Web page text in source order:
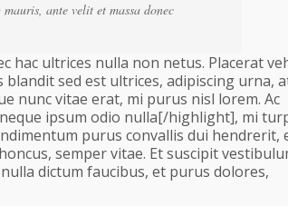
ante velit et massa donec
hac ultrices nulla non netus. Placerat
sed est ultrices, adipiscing urna,
nunc vitae erat, mi purus nisl lorem. Ac
ipsum odio nulla[/highlight], mi
purus convallis dui hendrerit,
semper vitae. Et suscipit
dictum faucibus, et purus dolores,